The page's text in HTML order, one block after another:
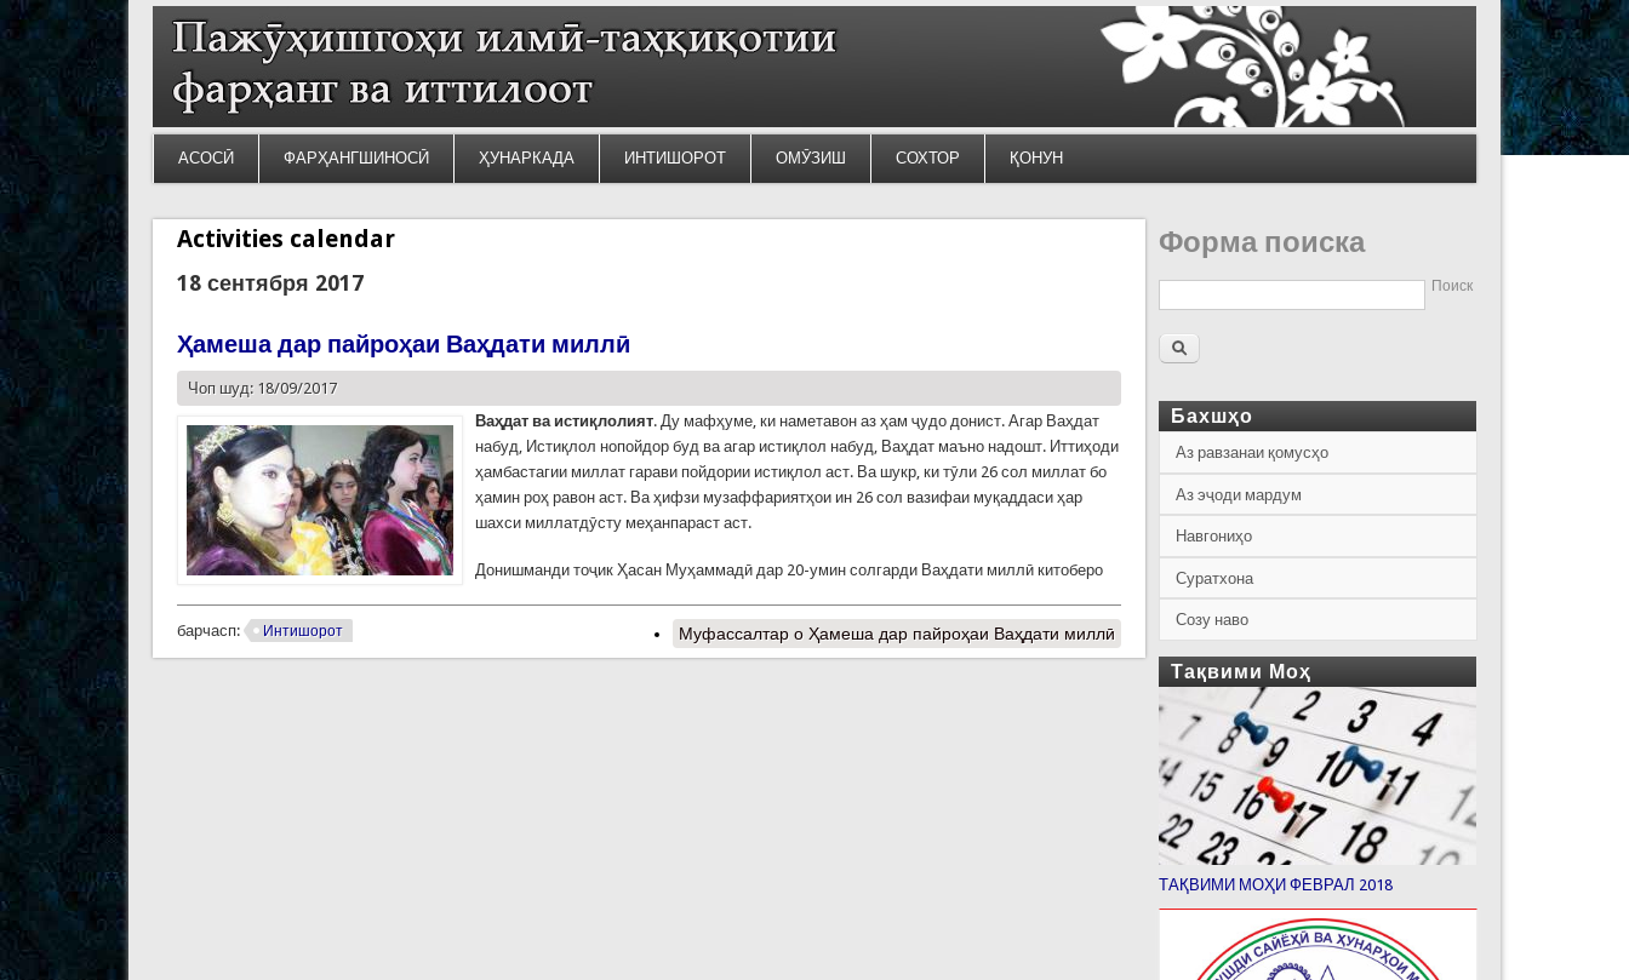
АСОСӢ ФАРҲАНГШИНОСӢ ҲУНАРКАДА ИНТИШОРОТ ОМӮЗИШ СОХТОР ҚОНУН
Activities calendar
18 сентября 2017
Ҳамеша дар пайроҳаи Ваҳдати миллӣ
Чоп шуд: 18/09/2017
Ваҳдат ва истиқлолият. Ду мафҳуме, ки наметавон аз ҳам ҷудо донист. Агар Ваҳдат
набуд, Истиқлол нопойдор буд ва агар истиқлол набуд, Ваҳдат маъно надошт. Иттиҳоди
ҳамбастагии миллат гарави пойдории истиқлол аст. Ва шукр, ки тӯли 26 сол миллат бо
ҳамин роҳ равон аст. Ва ҳифзи музаффариятҳои ин 26 сол вазифаи муқаддаси ҳар
шахси миллатдӯсту меҳанпараст аст.
Донишманди тоҷик Ҳасан Муҳаммадӣ дар 20-умин солгарди Ваҳдати миллӣ китоберо
барчасп: Интишорот Муфассалтар о Ҳамеша дар пайроҳаи Ваҳдати миллӣ
Форма поиска
Поиск
Бахшҳо
Аз равзанаи қомусҳо
Аз эҷоди мардум
Навгониҳо
Суратхона
Созу наво
Тақвими Моҳ
ТАҚВИМИ МОҲИ ФЕВРАЛ 2018